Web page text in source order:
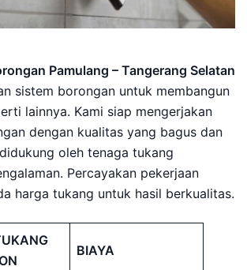
Pamulang – Tangerang Selatan
sistem borongan untuk membangun
lainnya. Kami siap mengerjakan
dengan kualitas yang bagus dan
oleh tenaga tukang
Percayakan pekerjaan
harga tukang untuk hasil berkualitas.
BIAYA